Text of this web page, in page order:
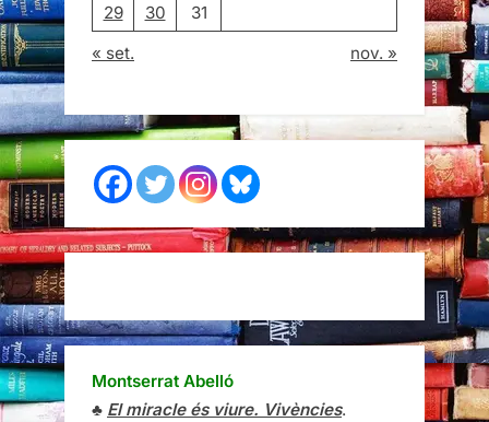
29
30
31
« set.
nov. »
Montserrat Abelló
♣ El miracle és viure. Vivències.